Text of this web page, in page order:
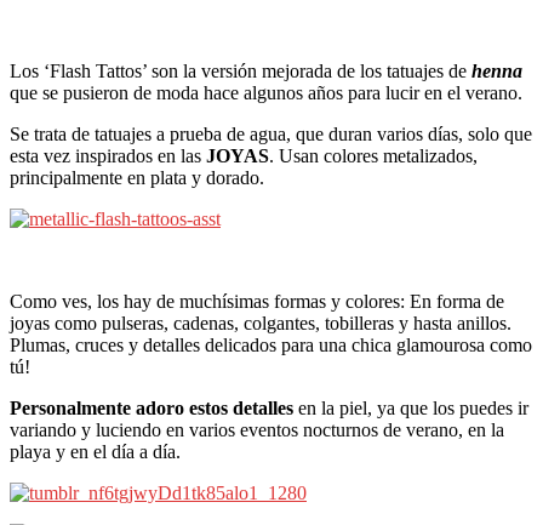
Los ‘Flash Tattos’ son la versión mejorada de los tatuajes de henna
que se pusieron de moda hace algunos años para lucir en el verano.
Se trata de tatuajes a prueba de agua, que duran varios días, solo que
esta vez inspirados en las JOYAS. Usan colores metalizados,
principalmente en plata y dorado.
Como ves, los hay de muchísimas formas y colores: En forma de
joyas como pulseras, cadenas, colgantes, tobilleras y hasta anillos.
Plumas, cruces y detalles delicados para una chica glamourosa como
tú!
Personalmente adoro estos detalles en la piel, ya que los puedes ir
variando y luciendo en varios eventos nocturnos de verano, en la
playa y en el día a día.